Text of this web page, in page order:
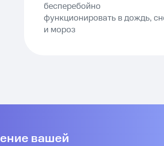
бесперебойно
функционировать в дождь,
и мороз
вашей